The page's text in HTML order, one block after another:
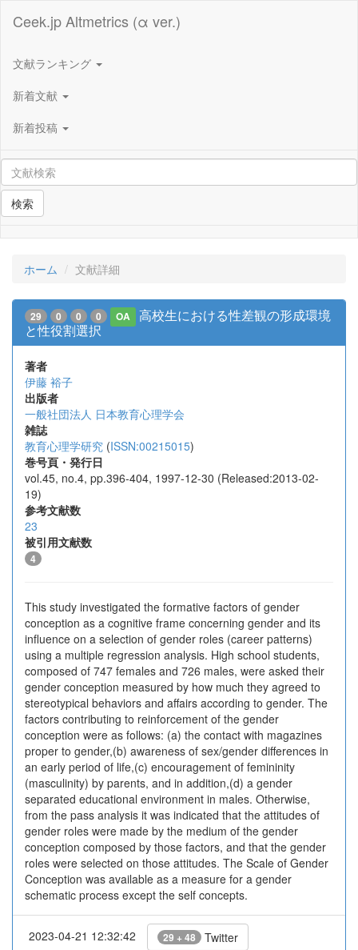
Ceek.jp Altmetrics (α ver.)
文献ランキング
新着文献
新着投稿
検索
ホーム 文献詳細
29 0 0 0 OA
高校生における性差観の形成環境
と性役割選択
著者
伊藤 裕子
出版者
一般社団法人 日本教育心理学会
雑誌
教育心理学研究 (ISSN:00215015)
巻号頁・発行日
vol.45, no.4, pp.396-404, 1997-12-30 (Released:2013-02-
19)
参考文献数
23
被引用文献数
4
This study investigated the formative factors of gender
conception as a cognitive frame concerning gender and its
influence on a selection of gender roles (career patterns)
using a multiple regression analysis. High school students,
composed of 747 females and 726 males, were asked their
gender conception measured by how much they agreed to
stereotypical behaviors and affairs according to gender. The
factors contributing to reinforcement of the gender
conception were as follows: (a) the contact with magazines
proper to gender,(b) awareness of sex/gender differences in
an early period of life,(c) encouragement of femininity
(masculinity) by parents, and in addition,(d) a gender
separated educational environment in males. Otherwise,
from the pass analysis it was indicated that the attitudes of
gender roles were made by the medium of the gender
conception composed by those factors, and that the gender
roles were selected on those attitudes. The Scale of Gender
Conception was available as a measure for a gender
schematic process except the self concepts.
2023-04-21 12:32:42 29 + 48 Twitter